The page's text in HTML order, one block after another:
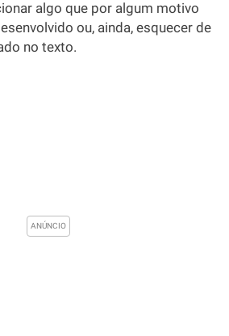
algo que por algum motivo
ou, ainda, esquecer de
no texto.